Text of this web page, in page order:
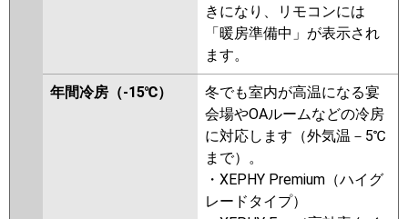
RCID-GP160RHNP4 RCID-
GP160RSHP9 RCID-GP160RHNP3
RCID-GP160RSHP8
GP160RHNP2 RCID-GP160RSHP7
RCID-GP160RHNP1 RCID-
GP160RSHP6 RCID-GP160RSHP5
RCID-GP160RHNP RCID-
GP160RSHP4
RCID-
AP160HNP11-kobe RCID-
AP160HNP11 RCID-
きになり、リモコンには
「暖房準備中」が表示され
ます。
年間冷房（-15℃）
冬でも室内が高温になる宴
会場やOAルームなどの冷房
に対応します（外気温－5℃
まで）。
・XEPHY Premium（ハイグ
レードタイプ）